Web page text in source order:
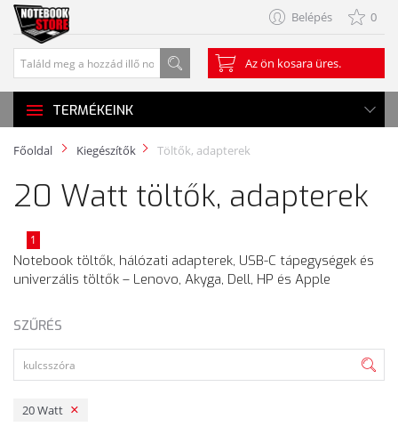
Belépés 0
Az ön kosara üres.
TERMÉKEINK
Főoldal Kiegészítők Töltők, adapterek
20 Watt töltők, adapterek
1
Notebook töltők, hálózati adapterek, USB-C tápegységek és
univerzális töltők – Lenovo, Akyga, Dell, HP és Apple
SZŰRÉS
20 Watt